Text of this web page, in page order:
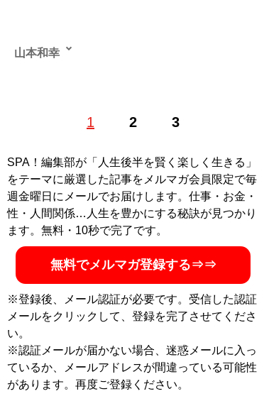
1 2 3
山本和幸
SPA！編集部が「人生後半を賢く楽しく生きる」
をテーマに厳選した記事をメルマガ会員限定で毎
週金曜日にメールでお届けします。仕事・お金・
性・人間関係…人生を豊かにする秘訣が見つかり
ます。無料・10秒で完了です。
無料でメルマガ登録する⇒⇒
※登録後、メール認証が必要です。受信した認証
メールをクリックして、登録を完了させてくださ
い。
※認証メールが届かない場合、迷惑メールに入っ
ているか、メールアドレスが間違っている可能性
があります。再度ご登録ください。